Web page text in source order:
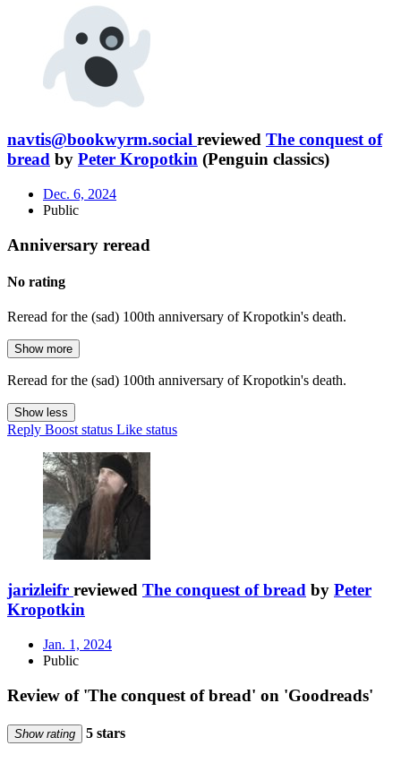
navtis@bookwyrm.social reviewed The conquest of
bread by Peter Kropotkin (Penguin classics)
Dec. 6, 2024
Public
Anniversary reread
No rating
Reread for the (sad) 100th anniversary of Kropotkin's death.
Show more
Reread for the (sad) 100th anniversary of Kropotkin's death.
Show less
Reply Boost status Like status
jarizleifr reviewed The conquest of bread by Peter
Kropotkin
Jan. 1, 2024
Public
Review of 'The conquest of bread' on 'Goodreads'
Show rating 5 stars